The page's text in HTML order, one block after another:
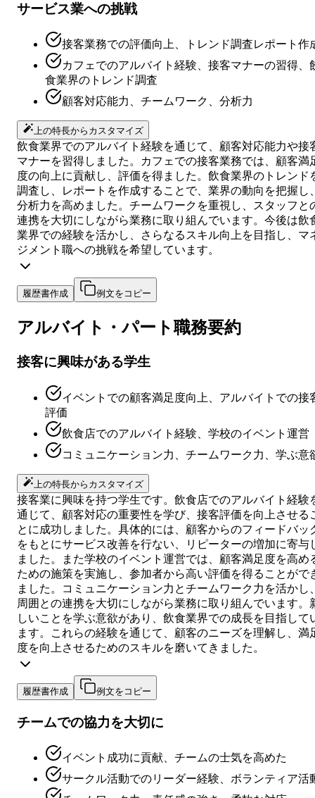
サービス業への挑戦
接客業務での評価向上、トレンド調査レポート作
カフェでのアルバイト経験、接客マナーの習得、
食業界のトレンド調査
顧客対応能力、チームワーク、分析力
上の特長からカスタマイズ
飲食業界でのアルバイト経験を通じて、顧客対応能力や接
マナーを習得しました。カフェでの接客業務では、顧客満
度の向上に貢献し、評価を得ました。飲食業界のトレンド
調査し、レポートを作成することで、業界の動向を把握し
分析力を高めました。チームワークを重視し、スタッフと
連携を大切にしながら業務に取り組んでいます。今後は飲
業界での経験を活かし、さらなるスキル向上を目指し、マ
ジメント職への挑戦を希望しています。
履歴書作成 例文をコピー
アルバイト・パート職務要約
接客に興味がある学生
イベントでの顧客満足度向上、アルバイトでの接
評価
飲食店でのアルバイト経験、学校のイベント運営
コミュニケーション力、チームワーク力、学ぶ意
上の特長からカスタマイズ
接客業に興味を持つ学生です。飲食店でのアルバイト経験
通じて、顧客対応の重要性を学び、接客評価を向上させる
とに成功しました。具体的には、顧客からのフィードバッ
をもとにサービス改善を行ない、リピーターの増加に寄与
ました。また学校のイベント運営では、顧客満足度を高め
ための施策を実施し、参加者から高い評価を得ることがで
ました。コミュニケーション力とチームワーク力を活かし
周囲との連携を大切にしながら業務に取り組んでいます。
しいことを学ぶ意欲があり、飲食業界での成長を目指して
ます。これらの経験を通じて、顧客のニーズを理解し、満
度を向上させるためのスキルを磨いてきました。
履歴書作成 例文をコピー
チームでの協力を大切に
イベント成功に貢献、チームの士気を高めた
サークル活動でのリーダー経験、ボランティア活